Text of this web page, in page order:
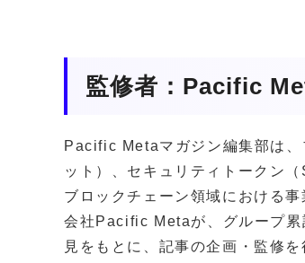
監修者：Pacific
Pacific Metaマガジン編集部は、
ット）、セキュリティトークン
ブロックチェーン領域における
会社Pacific Metaが、グループ累
見をもとに、記事の企画・監修を